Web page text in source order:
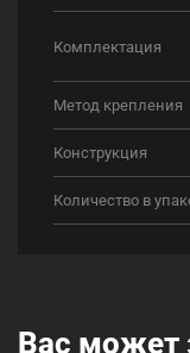
Комплектация
Метод крепления
Конструкция
Количество в
Вас может